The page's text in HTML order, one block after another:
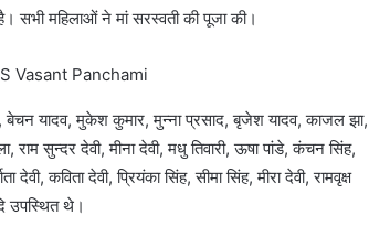
सभी महिलाओं ने मां सरस्वती की पूजा की।
यादव, मुकेश कुमार, मुन्ना प्रसाद, बृजेश यादव, काजल झा,
राम सुन्दर देवी, मीना देवी, मधु तिवारी, ऊषा पांडे, कंचन सिंह,
कविता देवी, प्रियंका सिंह, सीमा सिंह, मीरा देवी, रामवृक्ष
उपस्थित थे।